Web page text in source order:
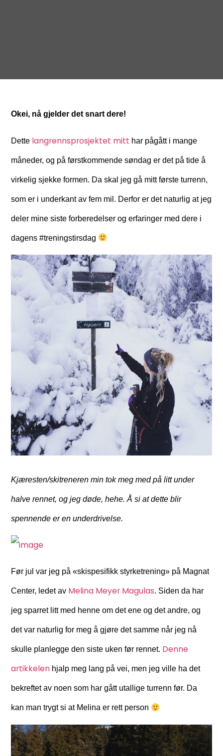
Okei, nå gjelder det snart dere!
Dette langrennsprosjektet mitt har pågått i mange
måneder, og på førstkommende søndag er det på tide å
virkelig sjekke formen. Da skal jeg gå mitt første turrenn,
som er i underkant av fem mil. Derfor er det naturlig at jeg
deler mine siste forberedelser og erfaringer med dere i
dagens #treningstirsdag
Kjæresten/skitreneren min tok meg med på litt under
halve rennet, og jeg døde, hehe. Å si at dette blir
spennende er en underdrivelse.
Før jul var jeg på «skispesifikk styrketrening» på Magnat
Center, ledet av Melina Meyer Magulas. Siden da har
jeg sparret litt med henne om det ene og det andre, og
det var naturlig for meg å gjøre det samme når jeg nå
skulle planlegge den siste uken før rennet. Denne
artikkelen hjalp meg lang på vei, men jeg ville ha det
bekreftet av noen som har gått utallige turrenn før. Da
kan man trygt si at Melina er rett person